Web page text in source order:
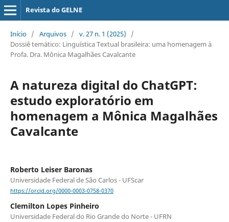
Revista do GELNE
Início / Arquivos / v. 27 n. 1 (2025)
/
Dossiê temático: Linguística Textual brasileira: uma homenagem à
Profa. Dra. Mônica Magalhães Cavalcante
A natureza digital do ChatGPT:
estudo exploratório em
homenagem a Mônica Magalhães
Cavalcante
Roberto Leiser Baronas
Universidade Federal de São Carlos - UFScar
https://orcid.org/0000-0003-0758-0370
Clemilton Lopes Pinheiro
Universidade Federal do Rio Grande do Norte - UFRN